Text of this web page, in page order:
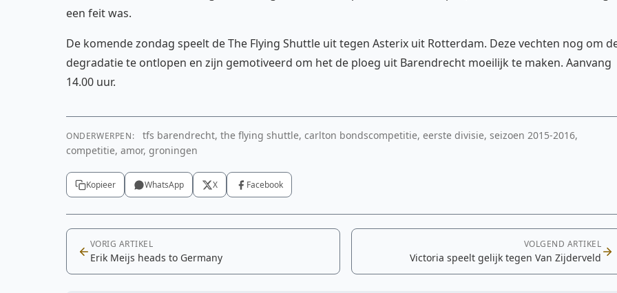
een feit was.
De komende zondag speelt de The Flying Shuttle uit tegen Asterix uit Rotterdam. Deze vechten nog om
degradatie te ontlopen en zijn gemotiveerd om het de ploeg uit Barendrecht moeilijk te maken. Aanvang
14.00 uur.
ONDERWERPEN:
tfs barendrecht, the flying shuttle, carlton bondscompetitie, eerste divisie, seizoen 2015-2016,
competitie, amor, groningen
Kopieer WhatsApp X Facebook
VORIG ARTIKEL
Erik Meijs heads to Germany
VOLGEND ARTIKEL
Victoria speelt gelijk tegen Van Zijderveld